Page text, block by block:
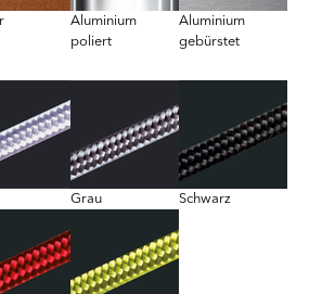
Aluminium
poliert
Aluminium
gebürstet
Grau Schwarz